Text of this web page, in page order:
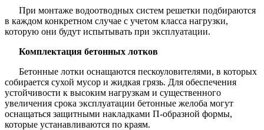
При монтаже водоотводных систем решетки подбираются
в каждом конкретном случае с учетом класса нагрузки,
которую они будут испытывать при эксплуатации.
Комплектация бетонных лотков
Бетонные лотки оснащаются пескоуловителями, в которых
собирается сухой мусор и жидкая грязь. Для обеспечения
устойчивости к высоким нагрузкам и существенного
увеличения срока эксплуатации бетонные желоба могут
оснащаться защитными накладками П-образной формы,
которые устанавливаются по краям.